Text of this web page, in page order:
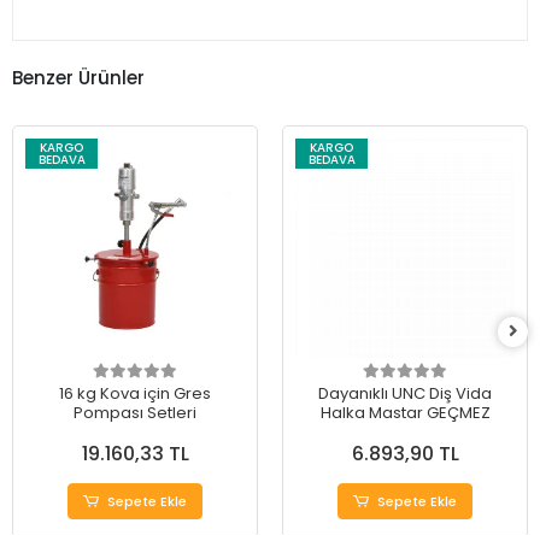
Benzer Ürünler
KARGO
BEDAVA
16 kg Kova için Gres
Pompası Setleri
19.160,33 TL
Sepete Ekle
KARGO
BEDAVA
Dayanıklı UNC Diş Vida
Halka Mastar GEÇMEZ
6.893,90 TL
Sepete Ekle